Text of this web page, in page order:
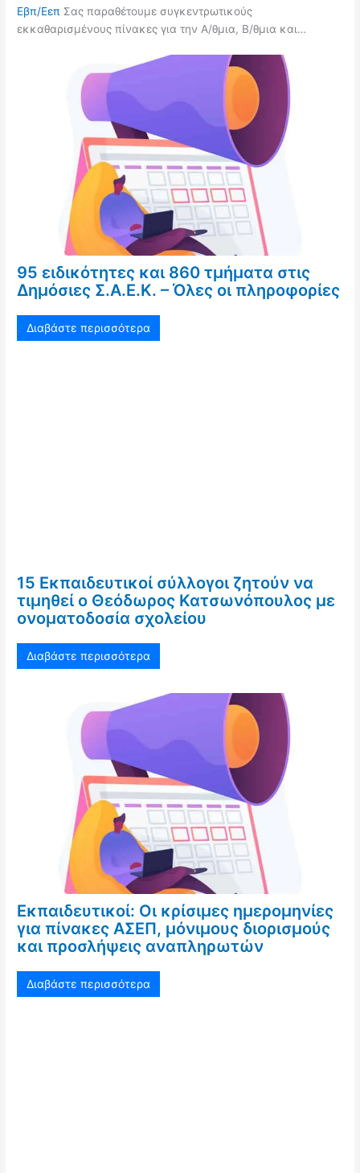
Εβπ/Εεπ Σας παραθέτουμε συγκεντρωτικούς
εκκαθαρισμένους πίνακες για την Α/θμια, Β/θμια και…
95 ειδικότητες και 860 τμήματα στις
Δημόσιες Σ.Α.Ε.Κ. – Όλες οι πληροφορίες
Διαβάστε περισσότερα
15 Εκπαιδευτικοί σύλλογοι ζητούν να
τιμηθεί ο Θεόδωρος Κατσωνόπουλος με
ονοματοδοσία σχολείου
Διαβάστε περισσότερα
Εκπαιδευτικοί: Οι κρίσιμες ημερομηνίες
για πίνακες ΑΣΕΠ, μόνιμους διορισμούς
και προσλήψεις αναπληρωτών
Διαβάστε περισσότερα